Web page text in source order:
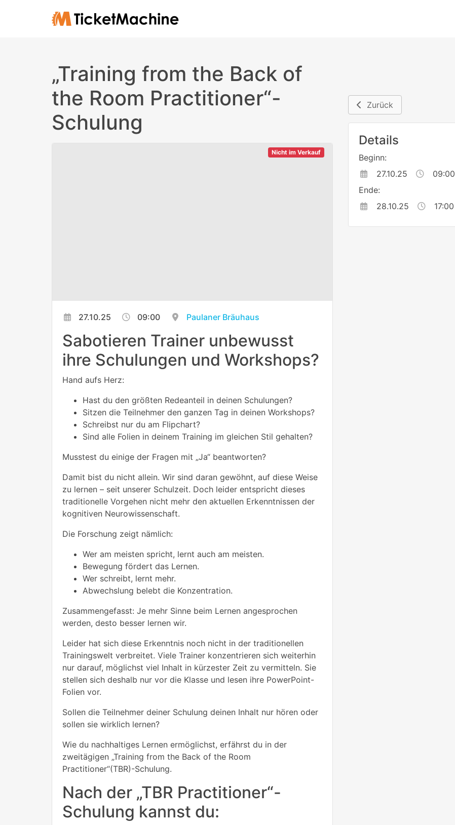
„Training from the Back of
the Room Practitioner“-
Schulung
Nicht im Verkauf
27.10.25 09:00 Paulaner Bräuhaus
Sabotieren Trainer unbewusst
ihre Schulungen und Workshops?
Hand aufs Herz:
Hast du den größten Redeanteil in deinen Schulungen?
Sitzen die Teilnehmer den ganzen Tag in deinen Workshops?
Schreibst nur du am Flipchart?
Sind alle Folien in deinem Training im gleichen Stil gehalten?
Musstest du einige der Fragen mit „Ja“ beantworten?
Damit bist du nicht allein. Wir sind daran gewöhnt, auf diese Weise
zu lernen – seit unserer Schulzeit. Doch leider entspricht dieses
traditionelle Vorgehen nicht mehr den aktuellen Erkenntnissen der
kognitiven Neurowissenschaft.
Die Forschung zeigt nämlich:
Wer am meisten spricht, lernt auch am meisten.
Bewegung fördert das Lernen.
Wer schreibt, lernt mehr.
Abwechslung belebt die Konzentration.
Zusammengefasst: Je mehr Sinne beim Lernen angesprochen
werden, desto besser lernen wir.
Leider hat sich diese Erkenntnis noch nicht in der traditionellen
Trainingswelt verbreitet. Viele Trainer konzentrieren sich weiterhin
nur darauf, möglichst viel Inhalt in kürzester Zeit zu vermitteln. Sie
stellen sich deshalb nur vor die Klasse und lesen ihre PowerPoint-
Folien vor.
Sollen die Teilnehmer deiner Schulung deinen Inhalt nur hören oder
sollen sie wirklich lernen?
Wie du nachhaltiges Lernen ermöglichst, erfährst du in der
zweitägigen „Training from the Back of the Room
Practitioner“(TBR)-Schulung.
Nach der „TBR Practitioner“-
Schulung kannst du:
Zurück
Details
Beginn:
27.10.25
09:00
Ende:
28.10.25
17:00